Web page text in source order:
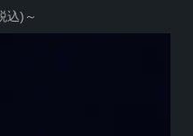
込)～